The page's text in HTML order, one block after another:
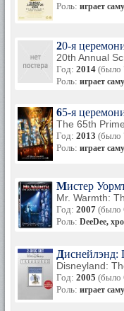
Роль: играет
20-я
20th Annual
Год: 2014 (было
Роль: играет
65-я
The 65th
Год: 2013 (было
Роль: играет
Мистер
Mr. Warmth:
Год: 2007 (было
Роль: DeeDee,
Disneyland:
Год: 2005 (было
Роль: играет